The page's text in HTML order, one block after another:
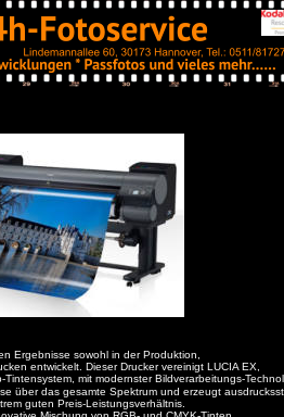
Ergebnisse sowohl in der Produktion,
entwickelt. Dieser Drucker vereinigt LUCIA EX,
Tintensystem, mit modernster Bildverarbeitungs-
über das gesamte Spektrum und erzeugt
guten Preis-Leistungsverhältnis.